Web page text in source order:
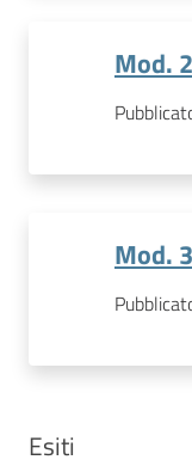
Mod.
Mod.
Esiti